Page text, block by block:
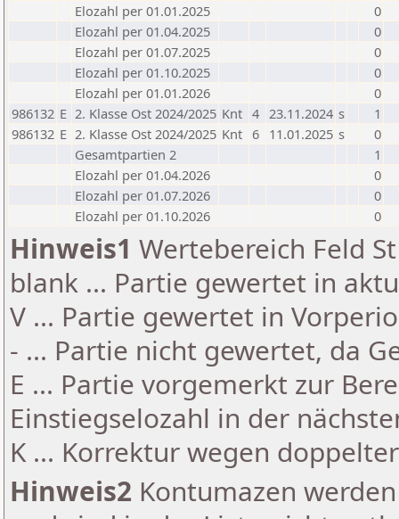
Elozahl per 01.01.2025
0
Elozahl per 01.04.2025
0
Elozahl per 01.07.2025
0
Elozahl per 01.10.2025
0
Elozahl per 01.01.2026
0
986132 E 2. Klasse Ost 2024/2025 Knt 4 23.11.2024 s
1
986132 E 2. Klasse Ost 2024/2025 Knt 6 11.01.2025 s
0
Gesamtpartien 2
1
Elozahl per 01.04.2026
0
Elozahl per 01.07.2026
0
Elozahl per 01.10.2026
0
Hinweis1 Wertebereich Feld
blank ... Partie gewertet in
V ... Partie gewertet in
- ... Partie nicht gewertet, da
E ... Partie vorgemerkt zur
Einstiegselozahl in der
K ... Korrektur wegen
Hinweis2 Kontumazen